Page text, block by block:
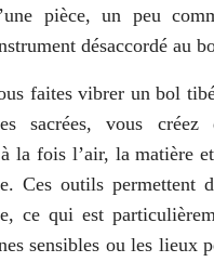
pièce, un peu
désaccordé au
faites vibrer un bol
sacrées, vous créez
la fois l’air, la matière
Ces outils permettent
ce qui est
sensibles ou les lieux